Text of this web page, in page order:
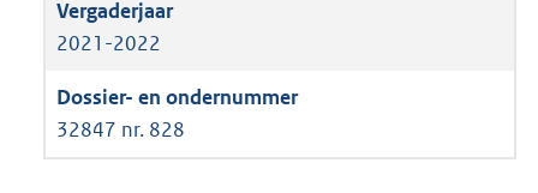
2021-2022
32847 nr. 828